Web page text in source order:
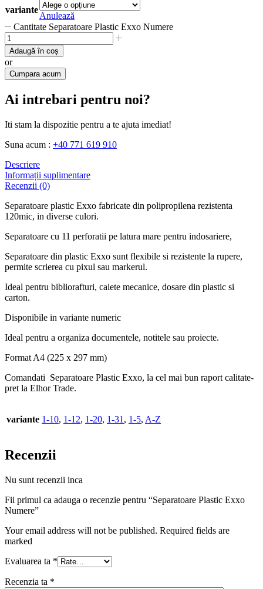
variante
Anulează
Cantitate Separatoare Plastic Exxo Numere
Adaugă în coș
or
Cumpara acum
Ai intrebari pentru noi?
Iti stam la dispozitie pentru a te ajuta imediat!
Suna acum : +40 771 619 910
Descriere
Informații suplimentare
Recenzii (0)
Separatoare plastic Exxo fabricate din polipropilena rezistenta
120mic, in diverse culori.
Separatoare cu 11 perforatii pe latura mare pentru indosariere,
Separatoare din plastic Exxo sunt flexibile si rezistente la rupere,
permite scrierea cu pixul sau markerul.
Ideal pentru bibliorafturi, caiete mecanice, dosare din plastic si
carton.
Disponibile in variante numeric
Ideal pentru a organiza documentele, notitele sau proiecte.
Format A4 (225 x 297 mm)
Comandati Separatoare Plastic Exxo, la cel mai bun raport calitate-
pret la Elhor Trade.
variante 1-10, 1-12, 1-20, 1-31 , 1-5, A-Z
Recenzii
Nu sunt recenzii inca
Fii primul ca adauga o recenzie pentru “Separatoare Plastic Exxo
Numere”
Your email address will not be published. Required fields are
marked
Evaluarea ta *
Recenzia ta *